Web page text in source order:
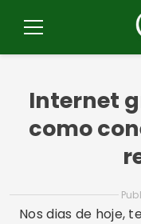
paraMenu
Internet
como
Nos dias de hoje,